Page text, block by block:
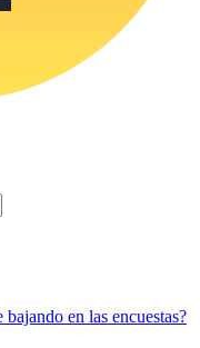
en las encuestas?